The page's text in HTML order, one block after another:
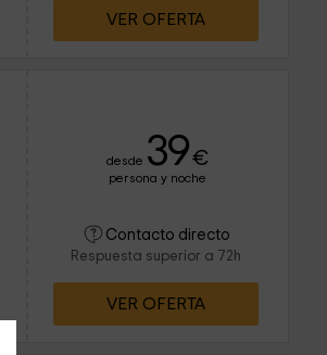
VER OFERTA
desde 39€
persona y noche
Contacto directo
Respuesta superior a 72h
VER OFERTA